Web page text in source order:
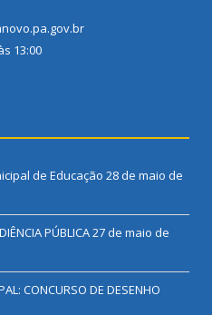
13:00
de Educação 28 de maio de
PÚBLICA27 de maio de
CONCURSO DE DESENHO